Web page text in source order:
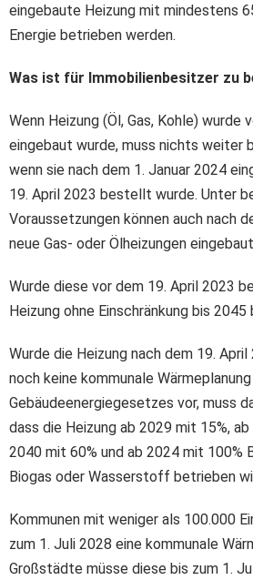
eingebaute Heizung mit mindestens
Energie betrieben werden.
Was ist für Immobilienbesitzer zu
Wenn Heizung (Öl, Gas, Kohle) wurde
eingebaut wurde, muss nichts weiter
wenn sie nach dem 1. Januar 2024
19. April 2023 bestellt wurde. Unter
Voraussetzungen können auch nach
neue Gas- oder Ölheizungen
Wurde diese vor dem 19. April 2023
Heizung ohne Einschränkung bis
Wurde die Heizung nach dem 19.
noch keine kommunale
Gebäudeenergiegesetzes vor, muss
dass die Heizung ab 2029 mit 15%,
2040 mit 60% und ab 2024 mit 100%
Biogas oder Wasserstoff betrieben
Kommunen mit weniger als 100.000
zum 1. Juli 2028 eine kommunale
Großstädte müsse diese bis zum 1.